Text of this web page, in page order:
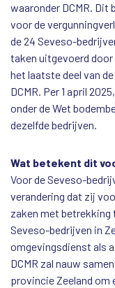
waaronder DCMR.
voor de
de 24 Seveso-
taken uitgevoerd door
het laatste deel van
DCMR. Per 1 april
onder de Wet
dezelfde bedrijven.
Wat betekent dit
Voor de Seveso-
verandering dat zij
zaken met betrekking
Seveso-bedrijven in
omgevingsdienst als
DCMR zal nauw
provincie Zeeland om